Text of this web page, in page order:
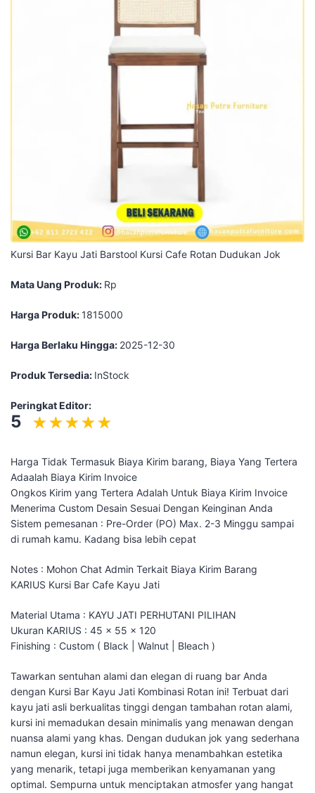
Kursi Bar Kayu Jati Barstool Kursi Cafe Rotan Dudukan Jok
Mata Uang Produk: Rp
Harga Produk:1815000
Harga Berlaku Hingga: 2025-12-30
Produk Tersedia: InStock
Peringkat Editor:
5
Harga Tidak Termasuk Biaya Kirim barang, Biaya Yang Tertera
Adaalah Biaya Kirim Invoice
Ongkos Kirim yang Tertera Adalah Untuk Biaya Kirim Invoice
Menerima Custom Desain Sesuai Dengan Keinginan Anda
Sistem pemesanan : Pre-Order (PO) Max. 2-3 Minggu sampai
di rumah kamu. Kadang bisa lebih cepat
Notes : Mohon Chat Admin Terkait Biaya Kirim Barang
KARIUS Kursi Bar Cafe Kayu Jati
Material Utama : KAYU JATI PERHUTANI PILIHAN
Ukuran KARIUS : 45 x 55 x 120
Finishing : Custom ( Black | Walnut | Bleach )
Tawarkan sentuhan alami dan elegan di ruang bar Anda
dengan Kursi Bar Kayu Jati Kombinasi Rotan ini! Terbuat dari
kayu jati asli berkualitas tinggi dengan tambahan rotan alami,
kursi ini memadukan desain minimalis yang menawan dengan
nuansa alami yang khas. Dengan dudukan jok yang sederhana
namun elegan, kursi ini tidak hanya menambahkan estetika
yang menarik, tetapi juga memberikan kenyamanan yang
optimal. Sempurna untuk menciptakan atmosfer yang hangat